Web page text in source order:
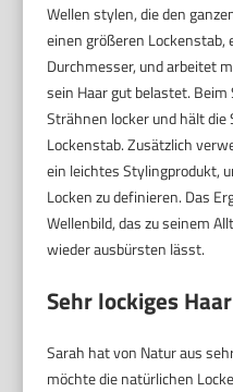
Wellen stylen, die den
einen größeren
Durchmesser, und arbeitet
sein Haar gut belastet.
Strähnen locker und hält
Lockenstab. Zusätzlich
ein leichtes Stylingprodukt,
Locken zu definieren. Das
Wellenbild, das zu seinem
wieder ausbürsten lässt.
Sehr lockiges
Sarah hat von Natur aus
möchte die natürlichen